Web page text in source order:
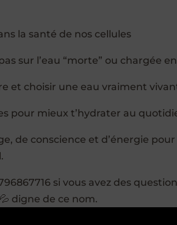
la santé de nos cellules
sur l’eau “morte” ou chargée
et choisir une eau vraiment
pour mieux t’hydrater au
de conscience et d’énergie
si vous avez des
digne de ce nom.